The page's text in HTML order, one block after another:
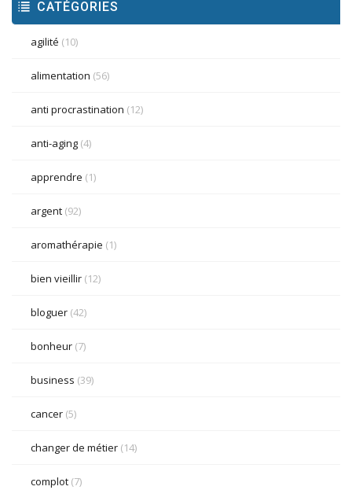
CATÉGORIES
agilité (10)
alimentation (56)
anti procrastination (12)
anti-aging (4)
apprendre (1)
argent (92)
aromathérapie (1)
bien vieillir (12)
bloguer (42)
bonheur (7)
business (39)
cancer (5)
changer de métier (14)
complot (7)